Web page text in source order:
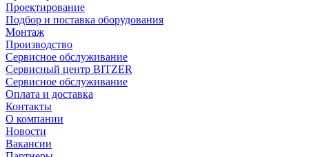
Проектирование
Подбор и поставка оборудования
Монтаж
Производство
Сервисное обслуживание
Сервисный центр BITZER
Сервисное обслуживание
Оплата и доставка
Контакты
О компании
Новости
Вакансии